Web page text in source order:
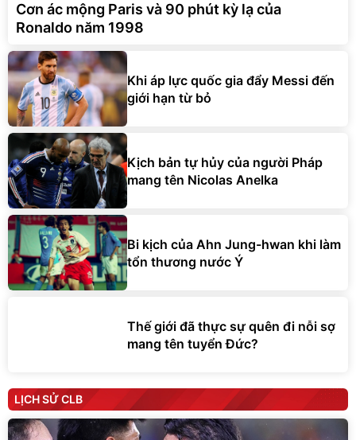
Cơn ác mộng Paris và 90 phút kỳ lạ của
Ronaldo năm 1998
Khi áp lực quốc gia đẩy Messi đến
giới hạn từ bỏ
Kịch bản tự hủy của người Pháp
mang tên Nicolas Anelka
Bi kịch của Ahn Jung-hwan khi làm
tổn thương nước Ý
Thế giới đã thực sự quên đi nỗi sợ
mang tên tuyển Đức?
LỊCH SỬ CLB